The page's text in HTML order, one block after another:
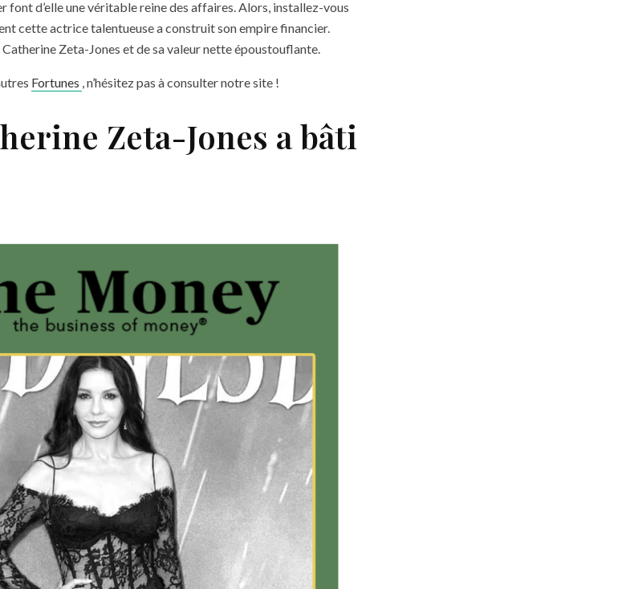
d’elle une véritable reine des affaires. Alors, installez-vous
cette actrice talentueuse a construit son empire financier.
Zeta-Jones et de sa valeur nette époustouflante.
Fortunes , n’hésitez pas à consulter notre site !
Zeta-Jones a bâti